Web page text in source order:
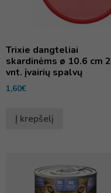
Trixie dangteliai
skardinėms ø 10.6 cm 2
vnt. įvairių spalvų
1,60€
Į krepšelį